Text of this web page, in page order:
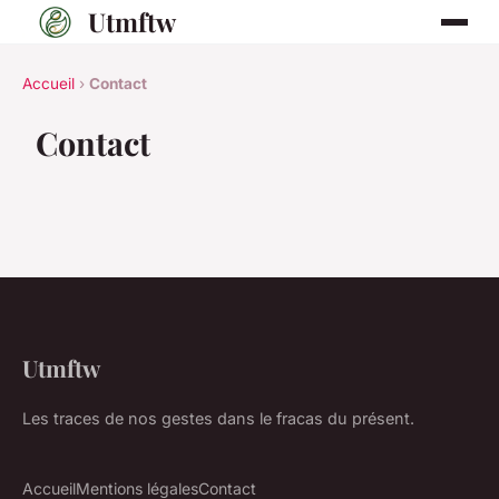
Utmftw
Accueil › Contact
Contact
Utmftw
Les traces de nos gestes dans le fracas du présent.
AccueilMentions légalesContact